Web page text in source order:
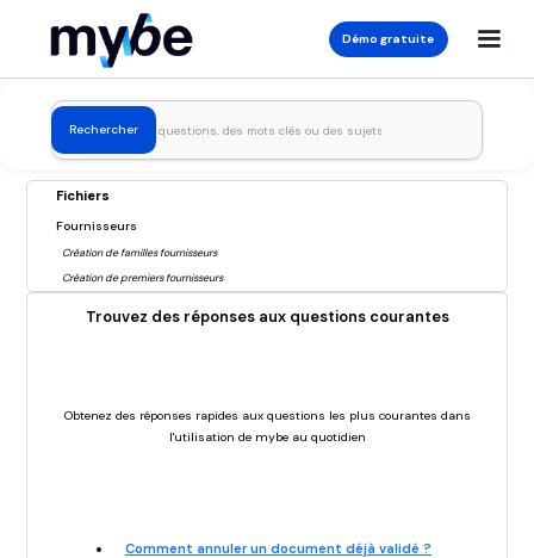
Démo gratuite
Fichiers
Fournisseurs
Création de familles fournisseurs
Création de premiers fournisseurs
Trouvez des réponses aux questions courantes
Obtenez des réponses rapides aux questions les plus courantes dans
l'utilisation de mybe au quotidien
Comment annuler un document déjà validé ?